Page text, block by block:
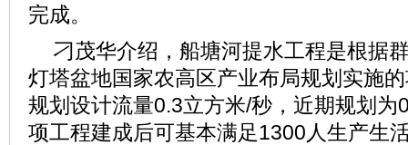
完成。
刁茂华介绍，船塘河提水工程是根据
灯塔盆地国家农高区产业布局规划实施
规划设计流量0.3立方米/秒，近期规划为
项工程建成后可基本满足1300人生产生